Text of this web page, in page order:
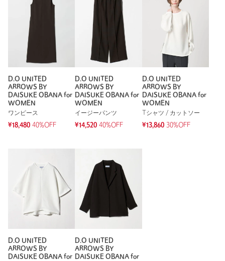
感したので、クルーネックも購入しました。新色は毎期チェッ
性別：
年代：
40代後半
身長：
1人が参考になったと回答
※レビューは、個人の主観による感想・体感によるもので、商品の効果や性
能を保証するものではありません。
D.O UNITED
ARROWS BY
DAISUKE OBANA for
WOMEN
ワンピース
¥18,480 40%OFF
D.O UNITED
ARROWS BY
DAISUKE OBANA for
WOMEN
イージーパンツ
¥14,520 40%OFF
D.O UNITED
ARROWS BY
DAISUKE OBANA for
WOMEN
Tシャツ / カットソー
¥13,860 30%OFF
D.O UNITED
ARROWS BY
DAISUKE OBANA for
D.O UNITED
ARROWS BY
DAISUKE OBANA for